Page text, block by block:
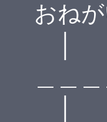
おね
│ （
│